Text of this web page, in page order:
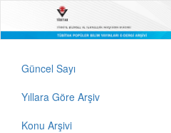
Güncel Sayı
Yıllara Göre Arşiv
Konu Arşivi